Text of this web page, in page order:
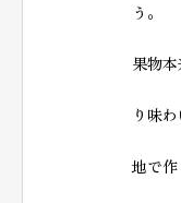
う。
果物
り味
地で